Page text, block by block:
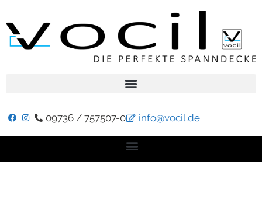
09736 / 757507-0 info@vocil.de